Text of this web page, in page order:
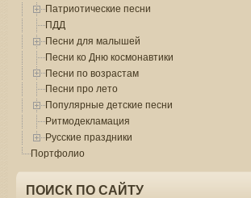
Патриотические песни
ПДД
Песни для малышей
Песни ко Дню космонавтики
Песни по возрастам
Песни про лето
Популярные детские песни
Ритмодекламация
Русские праздники
Портфолио
ПОИСК ПО САЙТУ